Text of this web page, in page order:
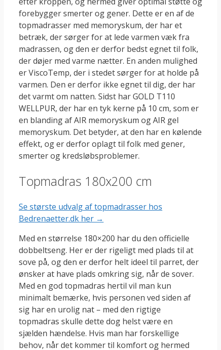
forebygger smerter og gener. Dette er en af de
topmadrasser med memoryskum, der har et
betræk, der sørger for at lede varmen væk fra
madrassen, og den er derfor bedst egnet til folk,
der døjer med varme nætter. En anden mulighed
er ViscoTemp, der i stedet sørger for at holde på
varmen. Den er derfor ikke egnet til dig, der har
det varmt om natten. Sidst har GOLD T110
WELLPUR, der har en tyk kerne på 10 cm, som er
en blanding af AIR memoryskum og AIR gel
memoryskum. Det betyder, at den har en kølende
effekt, og er derfor oplagt til folk med gener,
smerter og kredsløbsproblemer.
Topmadras 180x200 cm
Se største udvalg af topmadrasser hos
Bedrenaetter.dk her →
Med en størrelse 180×200 har du den officielle
dobbeltseng. Her er der rigeligt med plads til at
sove på, og den er derfor helt ideel til parret, der
ønsker at have plads omkring sig, når de sover.
Med en god topmadras hertil vil man kun
minimalt bemærke, hvis personen ved siden af
sig har en urolig nat – med den rigtige
topmadras skulle dette dog helst være en
sjælden hændelse. Hvis man har forskellige
behov, når det kommer til komfort og hermed